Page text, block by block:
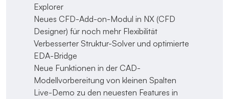
Explorer
Neues CFD-Add-on-Modul in NX (CFD
Designer) für noch mehr Flexibilität
Verbesserter Struktur-Solver und optimierte
EDA-Bridge
Neue Funktionen in der CAD-
Modellvorbereitung von kleinen Spalten
Live-Demo zu den neuesten Features in